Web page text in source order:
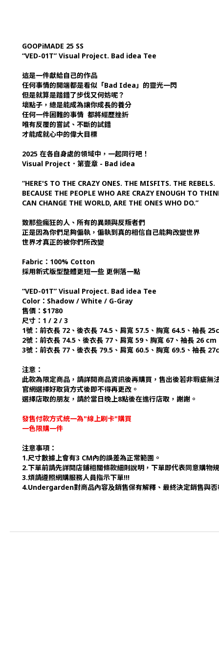
GOOPiMADE 25 SS
“VED-01T” Visual Project. Bad idea Tee
這是一件獻給自己的作品
任何事情的開端都是看似「Bad Idea」的靈光一閃
但是就算是踏錯了步伐又何妨呢？
壞點子，總是能成為讓你成長的養分
任何一件困難的事情 都將經歷挫折
唯有反覆的嘗試、不斷的試錯
才能成就心中的偉大目標
2025 在各自身處的領域中，一起同行吧！
Visual Project．第壹章 - Bad idea
“HERE'S TO THE CRAZY ONES. THE MISFITS. THE REBELS.
BECAUSE THE PEOPLE WHO ARE CRAZY ENOUGH TO
CAN CHANGE THE WORLD, ARE THE ONES WHO DO.”
致那些瘋狂的人、所有的異類與反叛者們
正是因為你們足夠偏執，偏執到真的相信自己能夠改變世界
世界才真正的被你們所改變
Fabric：100% Cotton
採用新式版型整體更短一些 更俐落一點
“VED-01T” Visual Project. Bad idea Tee
Color：Shadow / White / G-Gray
售價：$1780
尺寸：1 / 2 / 3
1號：前衣長 72、後衣長 74.5、肩寬 57.5、胸寬 64.5、袖長
2號：前衣長 74.5、後衣長 77、肩寬 59、胸寬 67、袖長 26 cm
3號：前衣長 77、後衣長 79.5、肩寬 60.5、胸寬 69.5、袖長
注意：
此款為限定商品，請詳閱商品資訊後再購買，售出後若非瑕疵
官網選擇好取貨方式後即不得再更改。
選擇店取的朋友，請於當日晚上8點後在進行店取，謝謝。
發售付款方式統一為"線上刷卡"購買
一色限購一件
注意事項：
1.尺寸數據上會有3 CM內的誤差為正常範圍。
2.下單前請先詳閱店鋪相關條款細則說明，下單即代表同意購物
3.煩請遵照網購服務人員指示下單!!!
4.Undergarden對商品內容及銷售保有解釋、最終決定銷售與否